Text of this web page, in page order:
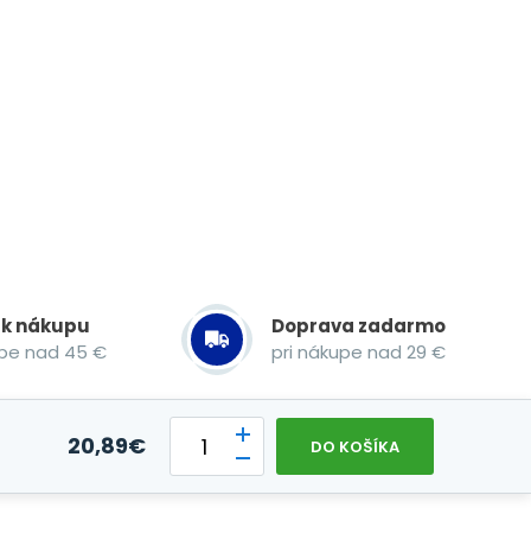
nákupu
nad 45 €
Doprava zadarmo
pri nákupe nad 29 €
20,89€ DO KOŠÍKA